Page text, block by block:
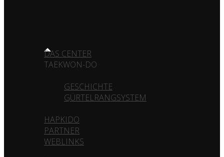
DAS CENTER
TAEKWON-DO
GESCHICHTE
GÜRTELRANGSYSTEM
HAPKIDO
PARTNER
WEBLINKS